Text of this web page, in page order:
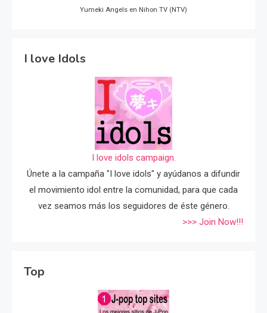
Yumeki Angels en Nihon TV (NTV)
I love Idols
I love idols campaign.
Únete a la campaña "I love idols" y ayúdanos a difundir
el movimiento idol entre la comunidad, para que cada
vez seamos más los seguidores de éste género.
>>> Join Now!!!
Top